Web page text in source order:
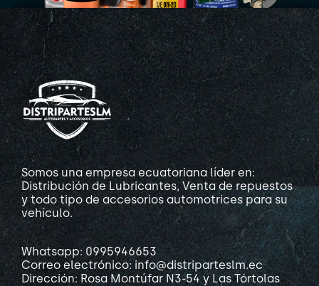
Somos una empresa ecuatoriana líder en:
Distribución de Lubricantes, Venta de repuestos
y todo tipo de accesorios automotrices para su
vehículo.
Whatsapp: 0995946653
Correo electrónico: info@distriparteslm.ec
Dirección: Rosa Montúfar N3-54 y Las Tórtolas